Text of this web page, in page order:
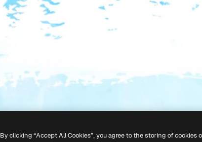
By clicking “Accept All Cookies”, you agree to the storing of cookies